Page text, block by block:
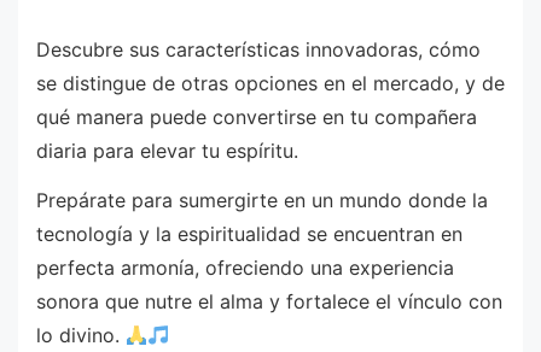
Descubre sus características innovadoras, cómo
se distingue de otras opciones en el mercado, y de
qué manera puede convertirse en tu compañera
diaria para elevar tu espíritu.
Prepárate para sumergirte en un mundo donde la
tecnología y la espiritualidad se encuentran en
perfecta armonía, ofreciendo una experiencia
sonora que nutre el alma y fortalece el vínculo con
lo divino.